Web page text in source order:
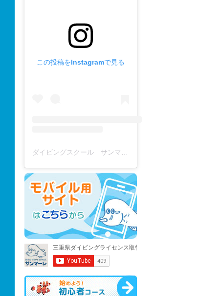
この投稿をInstagramで見る
ダイビングスクール サンマーレ / diving school(@diving_school_sanmare)がシェアした投稿